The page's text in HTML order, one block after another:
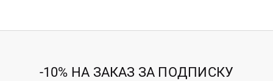
-10% НА ЗАКАЗ ЗА ПОДПИСКУ